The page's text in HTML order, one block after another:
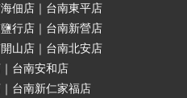
佃店｜台南東平店
行店｜台南新營店
山店｜台南北安店
台南安和店
台南新仁家福店